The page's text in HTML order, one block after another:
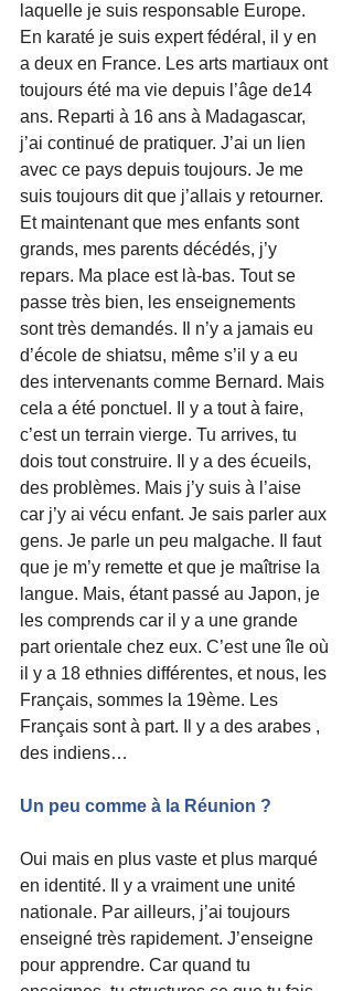
laquelle je suis responsable Europe.
En karaté je suis expert fédéral, il y en
a deux en France. Les arts martiaux ont
toujours été ma vie depuis l’âge de14
ans. Reparti à 16 ans à Madagascar,
j’ai continué de pratiquer. J’ai un lien
avec ce pays depuis toujours. Je me
suis toujours dit que j’allais y retourner.
Et maintenant que mes enfants sont
grands, mes parents décédés, j’y
repars. Ma place est là-bas. Tout se
passe très bien, les enseignements
sont très demandés. Il n’y a jamais eu
d’école de shiatsu, même s’il y a eu
des intervenants comme Bernard. Mais
cela a été ponctuel. Il y a tout à faire,
c’est un terrain vierge. Tu arrives, tu
dois tout construire. Il y a des écueils,
des problèmes. Mais j’y suis à l’aise
car j’y ai vécu enfant. Je sais parler aux
gens. Je parle un peu malgache. Il faut
que je m’y remette et que je maîtrise la
langue. Mais, étant passé au Japon, je
les comprends car il y a une grande
part orientale chez eux. C’est une île où
il y a 18 ethnies différentes, et nous, les
Français, sommes la 19ème. Les
Français sont à part. Il y a des arabes ,
des indiens…
Un peu comme à la Réunion ?
Oui mais en plus vaste et plus marqué
en identité. Il y a vraiment une unité
nationale. Par ailleurs, j’ai toujours
enseigné très rapidement. J’enseigne
pour apprendre. Car quand tu